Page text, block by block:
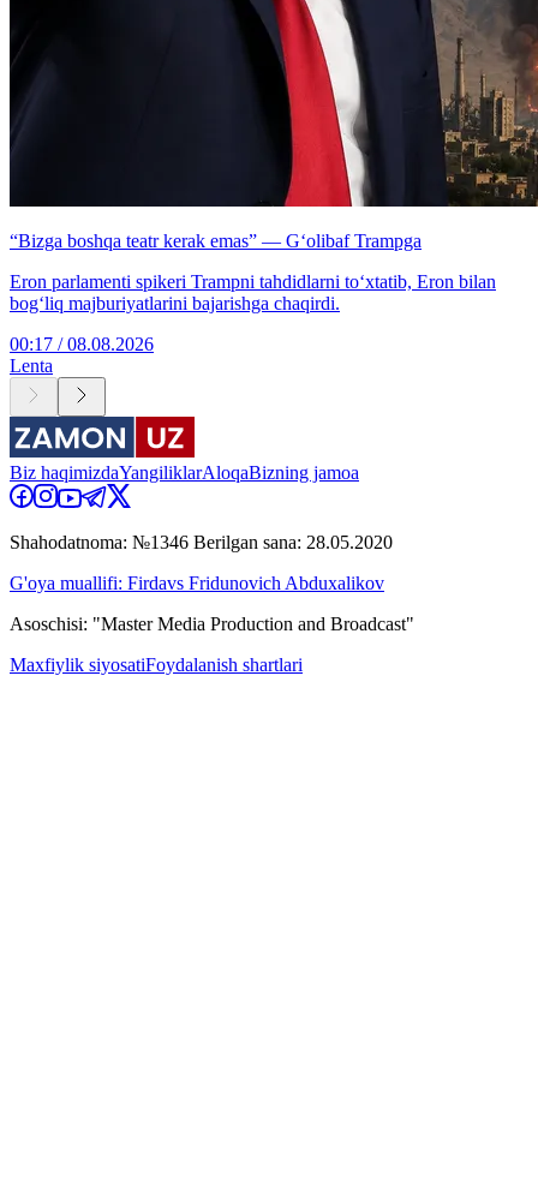
“Bizga boshqa teatr kerak emas” — G‘olibaf Trampga
Eron parlamenti spikeri Trampni tahdidlarni to‘xtatib, Eron bilan
bog‘liq majburiyatlarini bajarishga chaqirdi.
00:17 / 08.08.2026
Lenta
Biz haqimizdaYangiliklarAloqaBizning jamoa
Shahodatnoma: №1346 Berilgan sana: 28.05.2020
G'oya muallifi: Firdavs Fridunovich Abduxalikov
Asoschisi: "Master Media Production and Broadcast"
Maxfiylik siyosatiFoydalanish shartlari